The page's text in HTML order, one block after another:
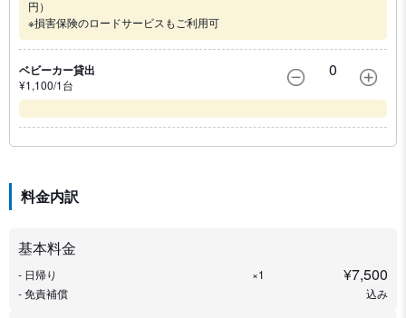
円）
※損害保険のロードサービスもご利用可
ベビーカー貸出
¥1,100/1台
0
料金内訳
基本料金
- 日帰り ×1 ¥7,500
- 免責補償 込み